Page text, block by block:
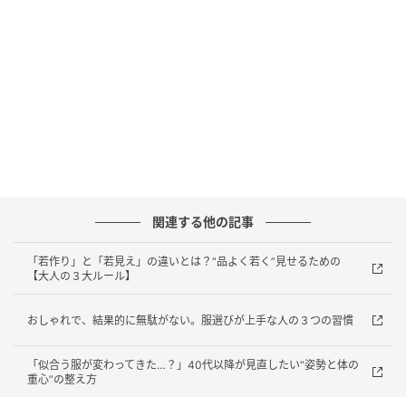
ねても重たく見えにくい」から。大人世代にとって
も、軽さのある素材を取り入れることは、若作りでは
なく“抜け感をつくる工夫”のひとつです。
一方で、重たい素材ばかりを選んだり、全身をダーク
カラーでまとめたりすると、今季らしい軽やかさが出
にくいことも。最近は、“若く見せる”より、“軽やかに
関連する他の記事
「若作り」と「若見え」の違いとは？“品よく若く”見せるための
【大人の３大ルール】
おしゃれで、結果的に無駄がない。服選びが上手な人の３つの習慣
「似合う服が変わってきた…？」40代以降が見直したい“姿勢と体の
重心”の整え方